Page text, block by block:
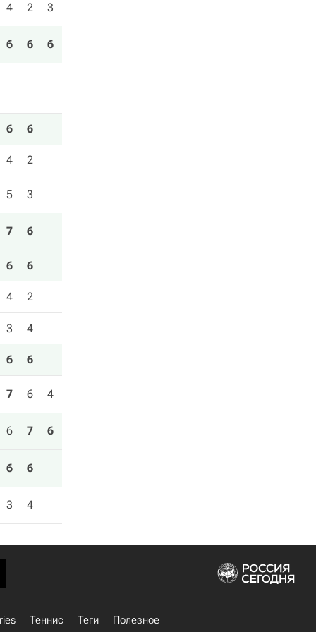
4 2 3
6 6 6
6 6
4 2
5 3
7 6
6 6
4 2
3 4
6 6
7 6 4
6 7 6
6 6
3 4
Теннис Теги Полезное